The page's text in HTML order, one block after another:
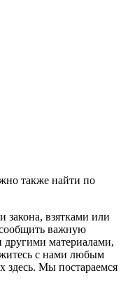
также найти по
закона, взятками или
сообщить важную
материалами,
с нами любым
здесь. Мы постараемся